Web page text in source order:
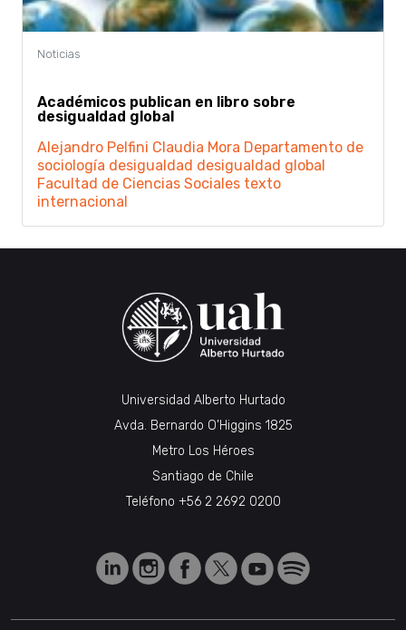
Académicos publican en libro sobre
desigualdad global
Alejandro Pelfini Claudia Mora Departamento de
sociología desigualdad desigualdad global
Facultad de Ciencias Sociales texto
internacional
Universidad Alberto Hurtado
Avda. Bernardo O’Higgins 1825
Metro Los Héroes
Santiago de Chile
Teléfono +56 2 2692 0200